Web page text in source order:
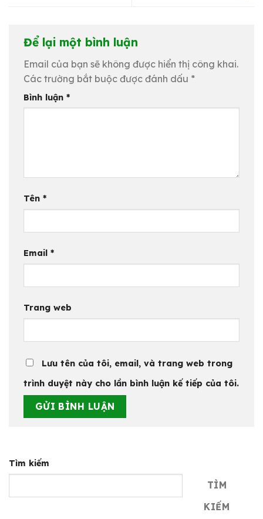
Để lại một bình luận
Email của bạn sẽ không được hiển thị công khai.
Các trường bắt buộc được đánh dấu *
Bình luận *
Tên *
Email *
Trang web
Lưu tên của tôi, email, và trang web trong
trình duyệt này cho lần bình luận kế tiếp của tôi.
Tìm kiếm
TÌM
KIẾM